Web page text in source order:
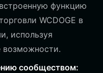
функцию
WCDOGE в
используя
сообществом: